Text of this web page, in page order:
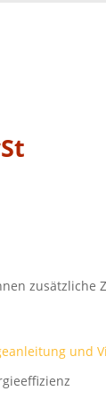
zusätzliche
und